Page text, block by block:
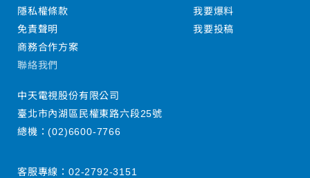
隱私權條款
免責聲明
商務合作方案
我要爆料
我要投稿
聯絡我們
中天電視股份有限公司
臺北市內湖區民權東路六段25號
總機：(02)6600-7766
客服專線： 02-2792-3151